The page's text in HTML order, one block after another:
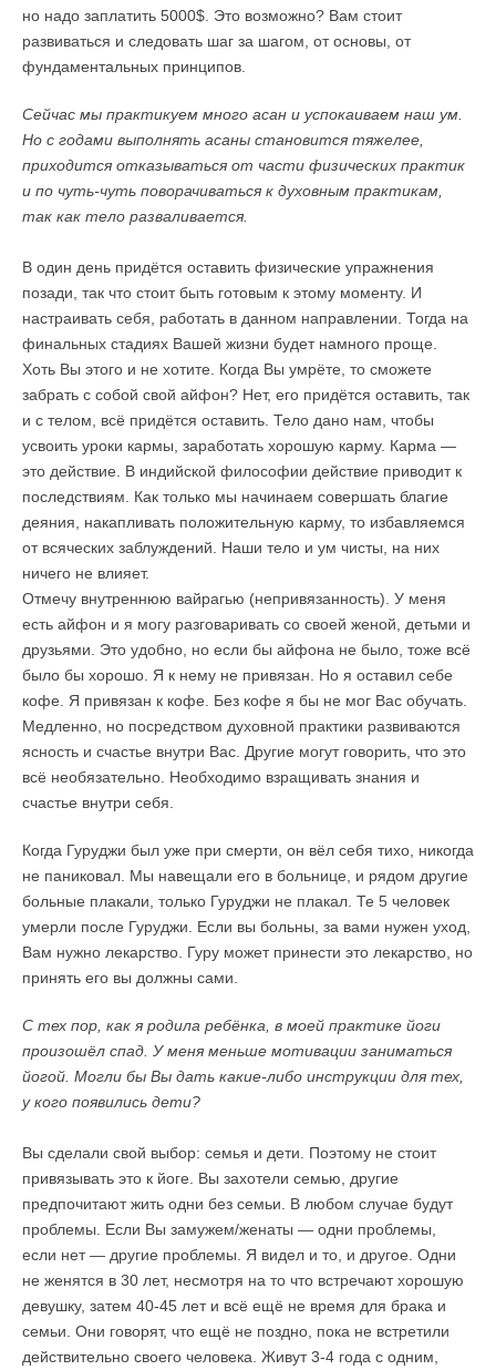
но надо заплатить 5000$. Это возможно? Вам стоит
развиваться и следовать шаг за шагом, от основы, от
фундаментальных принципов.
Сейчас мы практикуем много асан и успокаиваем наш ум.
Но с годами выполнять асаны становится тяжелее,
приходится отказываться от части физических практик
и по чуть-чуть поворачиваться к духовным практикам,
так как тело разваливается.
В один день придётся оставить физические упражнения
позади, так что стоит быть готовым к этому моменту. И
настраивать себя, работать в данном направлении. Тогда на
финальных стадиях Вашей жизни будет намного проще.
Хоть Вы этого и не хотите. Когда Вы умрёте, то сможете
забрать с собой свой айфон? Нет, его придётся оставить, так
и с телом, всё придётся оставить. Тело дано нам, чтобы
усвоить уроки кармы, заработать хорошую карму. Карма —
это действие. В индийской философии действие приводит к
последствиям. Как только мы начинаем совершать благие
деяния, накапливать положительную карму, то избавляемся
от всяческих заблуждений. Наши тело и ум чисты, на них
ничего не влияет.
Отмечу внутреннюю вайрагью (непривязанность). У меня
есть айфон и я могу разговаривать со своей женой, детьми и
друзьями. Это удобно, но если бы айфона не было, тоже всё
было бы хорошо. Я к нему не привязан. Но я оставил себе
кофе. Я привязан к кофе. Без кофе я бы не мог Вас обучать.
Медленно, но посредством духовной практики развиваются
ясность и счастье внутри Вас. Другие могут говорить, что это
всё необязательно. Необходимо взращивать знания и
счастье внутри себя.
Когда Гуруджи был уже при смерти, он вёл себя тихо, никогда
не паниковал. Мы навещали его в больнице, и рядом другие
больные плакали, только Гуруджи не плакал. Те 5 человек
умерли после Гуруджи. Если вы больны, за вами нужен уход,
Вам нужно лекарство. Гуру может принести это лекарство, но
принять его вы должны сами.
С тех пор, как я родила ребёнка, в моей практике йоги
произошёл спад. У меня меньше мотивации заниматься
йогой. Могли бы Вы дать какие-либо инструкции для тех,
у кого появились дети?
Вы сделали свой выбор: семья и дети. Поэтому не стоит
привязывать это к йоге. Вы захотели семью, другие
предпочитают жить одни без семьи. В любом случае будут
проблемы. Если Вы замужем/женаты — одни проблемы,
если нет — другие проблемы. Я видел и то, и другое. Одни
не женятся в 30 лет, несмотря на то что встречают хорошую
девушку, затем 40-45 лет и всё ещё не время для брака и
семьи. Они говорят, что ещё не поздно, пока не встретили
действительно своего человека. Живут 3-4 года с одним,